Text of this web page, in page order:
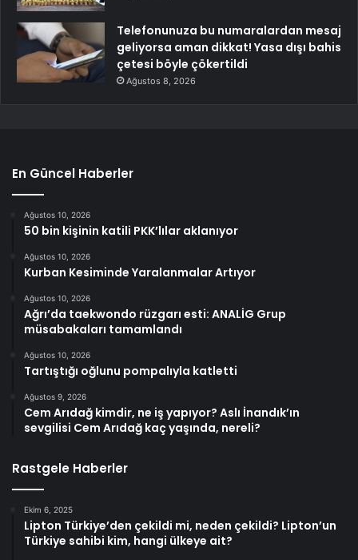
Telefonunuza bu numaralardan mesaj
geliyorsa aman dikkat! Yasa dışı bahis
çetesi böyle çökertildi
Ağustos 8, 2026
En Güncel Haberler
Ağustos 10, 2026
50 bin kişinin katili PKK’lılar aklanıyor
Ağustos 10, 2026
Kurban Kesiminde Yaralanmalar Artıyor
Ağustos 10, 2026
Ağrı’da taekwondo rüzgarı esti: ANALİG Grup
müsabakaları tamamlandı
Ağustos 10, 2026
Tartıştığı oğlunu pompalıyla katletti
Ağustos 9, 2026
Cem Arıdağ kimdir, ne iş yapıyor? Aslı İnandık’ın
sevgilisi Cem Arıdağ kaç yaşında, nereli?
Rastgele Haberler
Ekim 6, 2025
Lipton Türkiye’den çekildi mi, neden çekildi? Lipton’un
Türkiye sahibi kim, hangi ülkeye ait?